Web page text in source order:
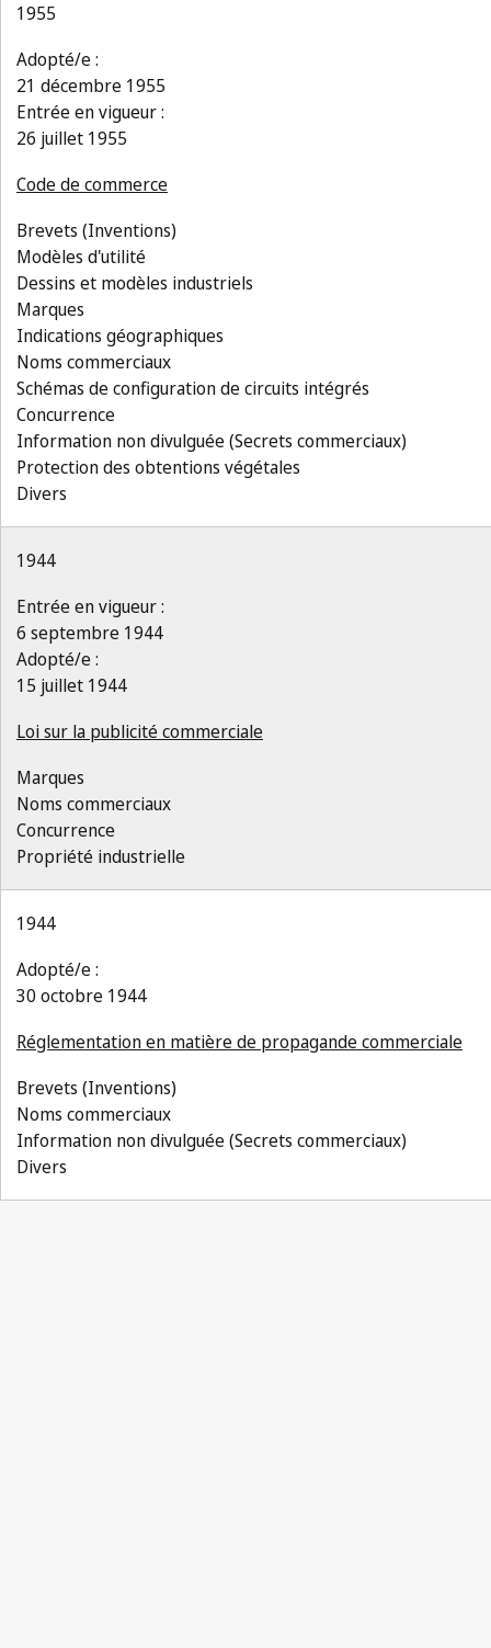
1955
Adopté/e :
21 décembre 1955
Entrée en vigueur :
26 juillet 1955
Code de commerce
Brevets (Inventions)
Modèles d'utilité
Dessins et modèles industriels
Marques
Indications géographiques
Noms commerciaux
Schémas de configuration de circuits intégrés
Concurrence
Information non divulguée (Secrets commerciaux)
Protection des obtentions végétales
Divers
1944
Entrée en vigueur :
6 septembre 1944
Adopté/e :
15 juillet 1944
Loi sur la publicité commerciale
Marques
Noms commerciaux
Concurrence
Propriété industrielle
1944
Adopté/e :
30 octobre 1944
Réglementation en matière de propagande commerciale
Brevets (Inventions)
Noms commerciaux
Information non divulguée (Secrets commerciaux)
Divers